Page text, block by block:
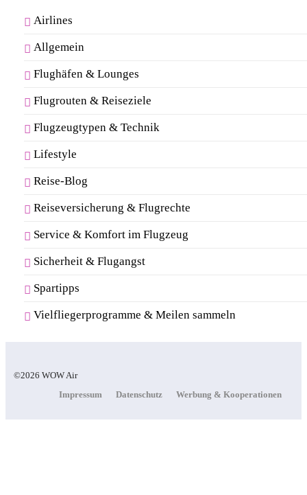
Airlines
Allgemein
Flughäfen & Lounges
Flugrouten & Reiseziele
Flugzeugtypen & Technik
Lifestyle
Reise-Blog
Reiseversicherung & Flugrechte
Service & Komfort im Flugzeug
Sicherheit & Flugangst
Spartipps
Vielfliegerprogramme & Meilen sammeln
©2026 WOW Air
Impressum
Datenschutz Werbung & Kooperationen